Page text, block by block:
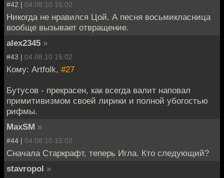
#42 | 04.08.10 15:02
Никогда не нравился Цой. А песня восьмикласница
вообще вызывает отвращение.
alex2345 »
#43 | 04.08.10 15:02
Кому: Artfolk, #27
Бутусов - прекрасен, как всегда валит наповал
примитивизмом своей лирики и полной убогостью
рифмы.
MaxSM »
#44 | 04.08.10 15:02
Сначала Старкрафт, теперь Игла. Кто следующий?
stavropol »